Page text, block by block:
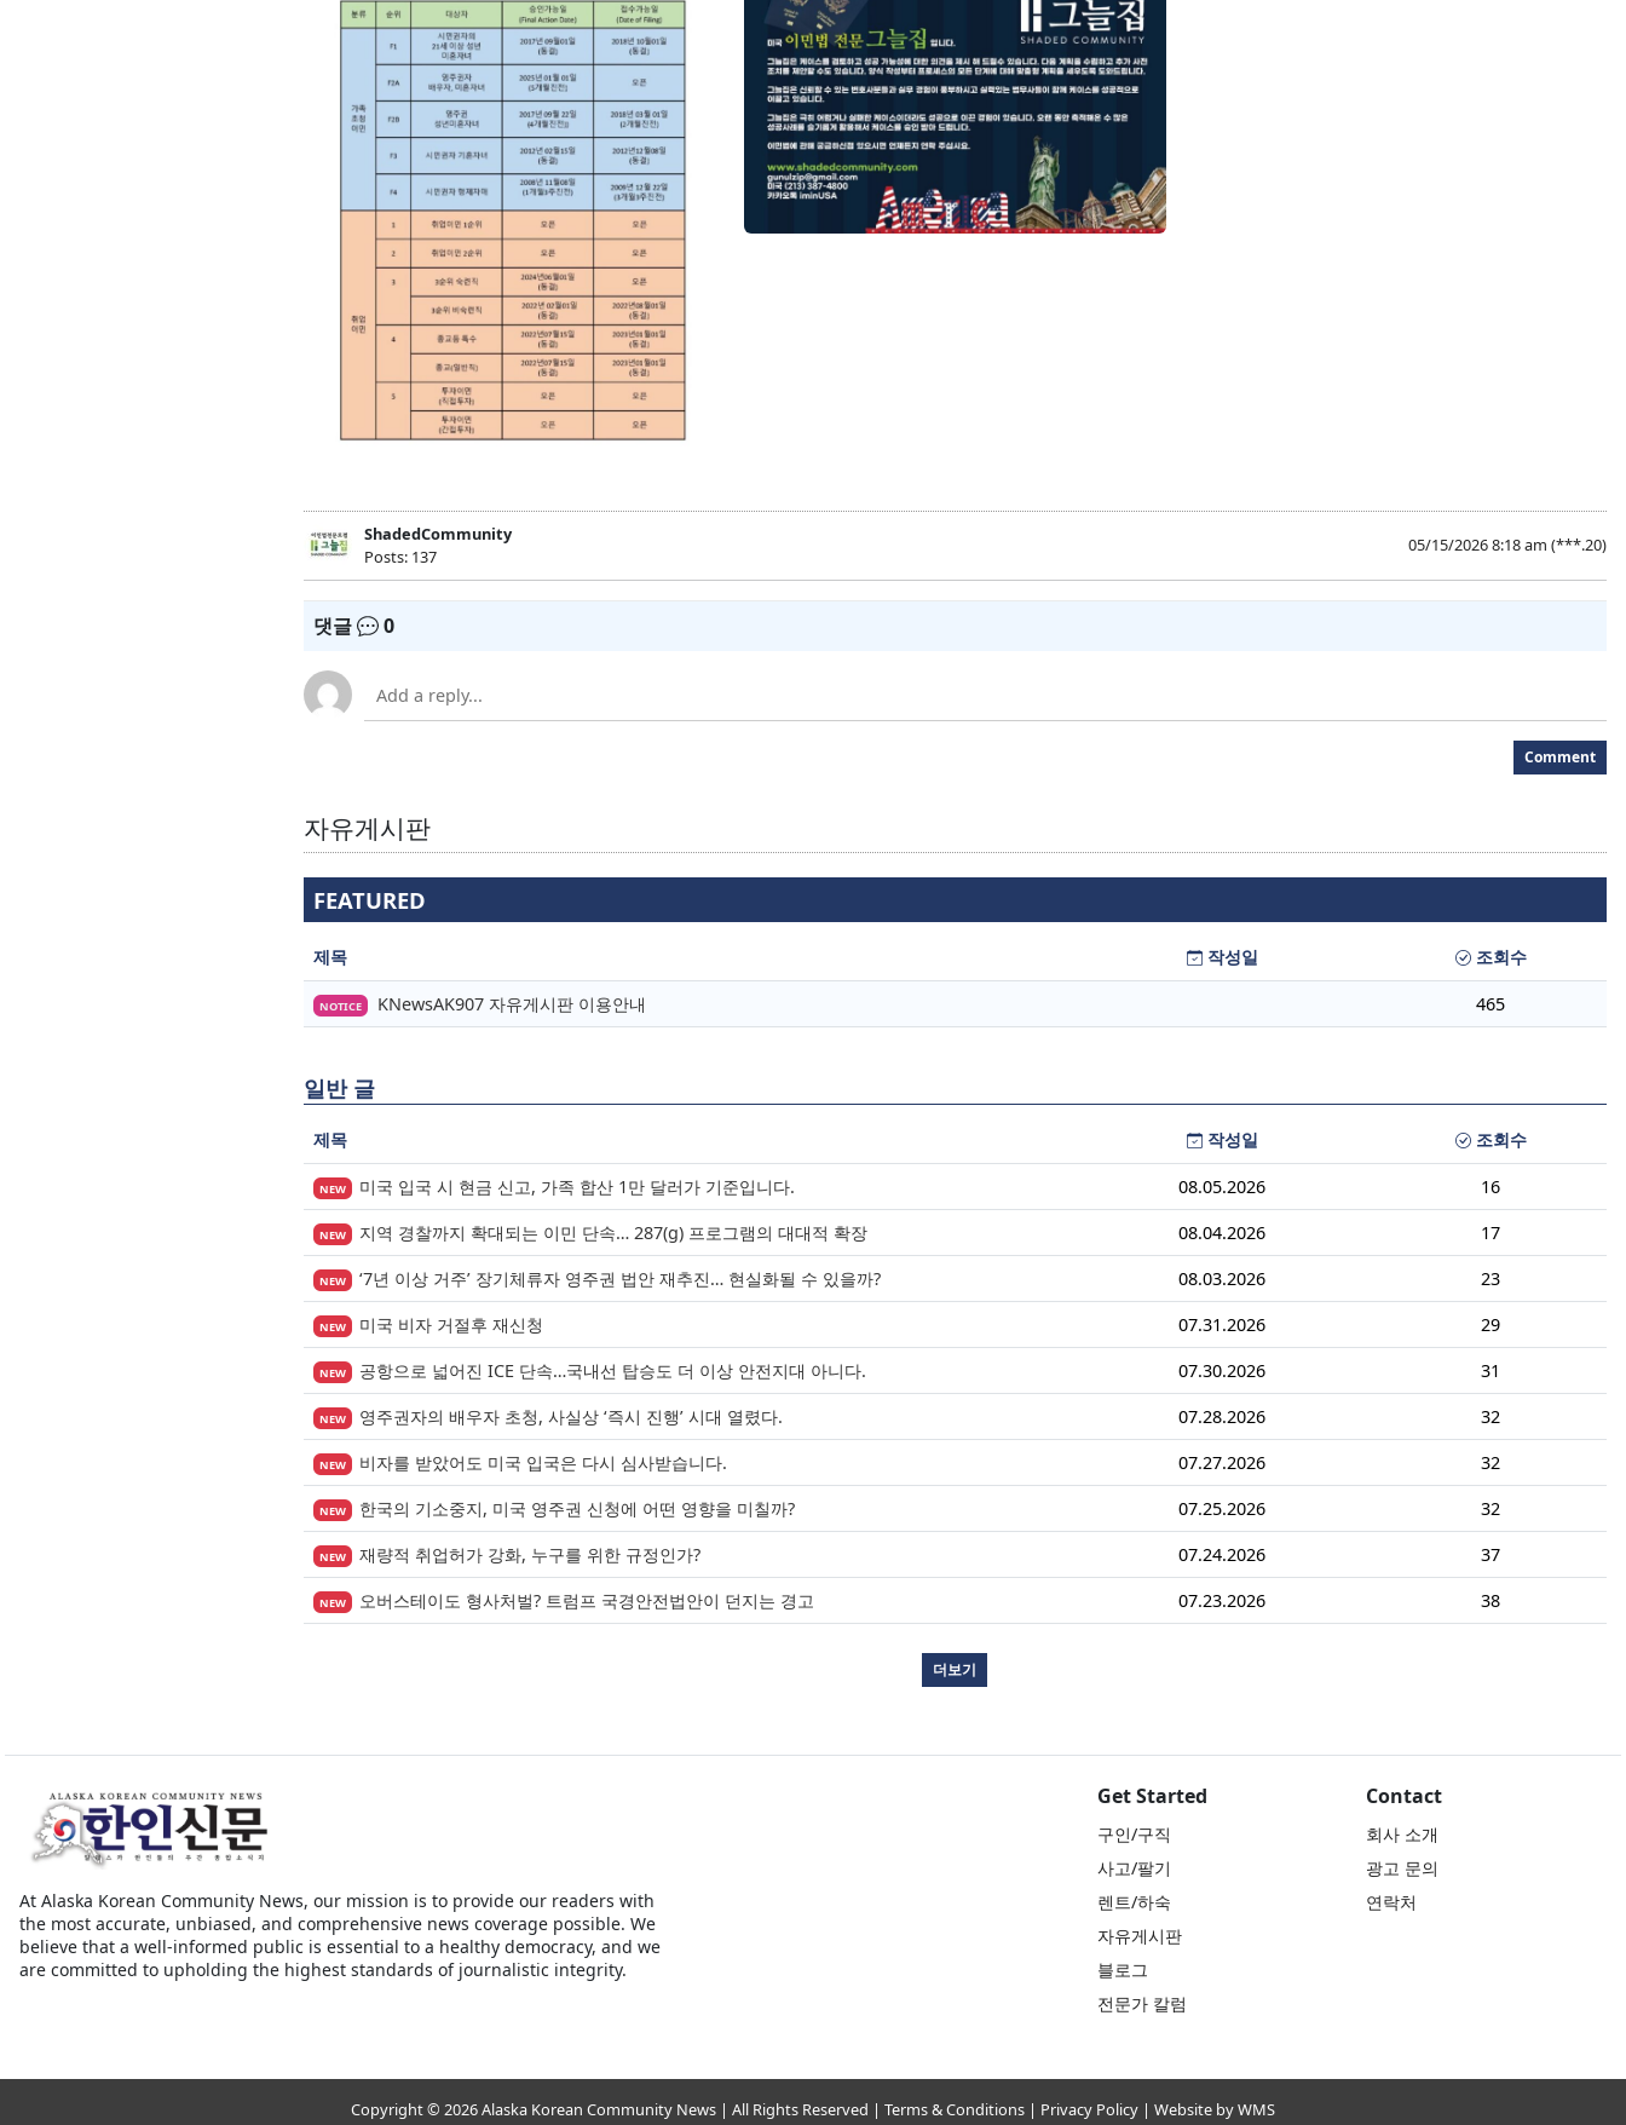
ShadedCommunity
Posts: 137
05/15/2026 8:18 am (***.20)
댓글 0
Comment
자유게시판
FEATURED
제목 작성일 조회수
NOTICE KNewsAK907 자유게시판 이용안내 465
일반 글
제목 작성일 조회수
NEW 미국 입국 시 현금 신고, 가족 합산 1만 달러가 기준입니다. 08.05.2026 16
NEW 지역 경찰까지 확대되는 이민 단속… 287(g) 프로그램의 대대적 확장 08.04.2026 17
NEW ‘7년 이상 거주’ 장기체류자 영주권 법안 재추진… 현실화될 수 있을까? 08.03.2026 23
NEW 미국 비자 거절후 재신청 07.31.2026 29
NEW 공항으로 넓어진 ICE 단속…국내선 탑승도 더 이상 안전지대 아니다. 07.30.2026 31
NEW 영주권자의 배우자 초청, 사실상 ‘즉시 진행’ 시대 열렸다. 07.28.2026 32
NEW 비자를 받았어도 미국 입국은 다시 심사받습니다. 07.27.2026 32
NEW 한국의 기소중지, 미국 영주권 신청에 어떤 영향을 미칠까? 07.25.2026 32
NEW 재량적 취업허가 강화, 누구를 위한 규정인가? 07.24.2026 37
NEW 오버스테이도 형사처벌? 트럼프 국경안전법안이 던지는 경고 07.23.2026 38
더보기
At Alaska Korean Community News, our mission is to provide our readers with
the most accurate, unbiased, and comprehensive news coverage possible. We
believe that a well-informed public is essential to a healthy democracy, and we
are committed to upholding the highest standards of journalistic integrity.
Get Started
구인/구직
사고/팔기
렌트/하숙
자유게시판
블로그
전문가 칼럼
Contact
회사 소개
광고 문의
연락처
Copyright © 2026 Alaska Korean Community News | All Rights Reserved | Terms & Conditions | Privacy Policy | Website by WMS